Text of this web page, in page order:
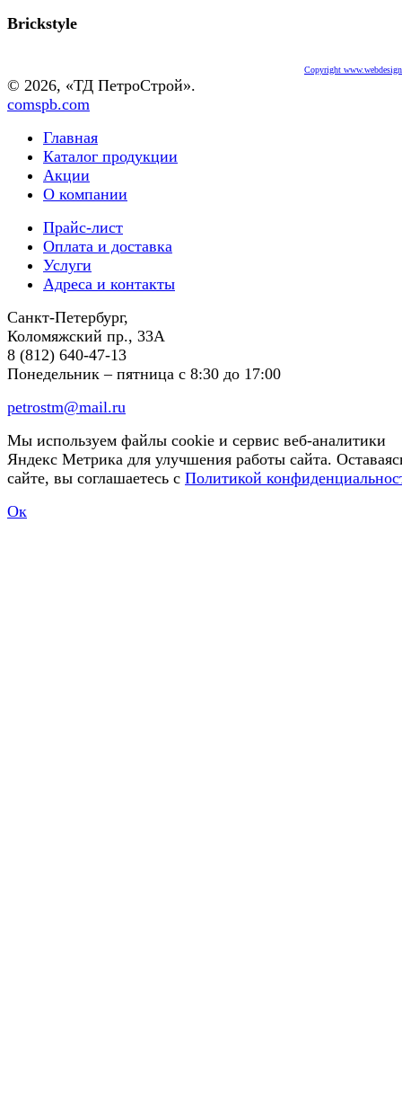
Brickstyle
Copyright
© 2026, «ТД ПетроСтрой».
comspb.com
Главная
Каталог продукции
Акции
О компании
Прайс-лист
Оплата и доставка
Услуги
Адреса и контакты
Санкт-Петербург,
Коломяжский пр., 33А
8 (812) 640-47-13
Понедельник – пятница с 8:30 до 17:00
petrostm@mail.ru
Мы используем файлы cookie и сервис веб-аналитики
Яндекс Метрика для улучшения работы сайта.
сайте, вы соглашаетесь с Политикой
Ок